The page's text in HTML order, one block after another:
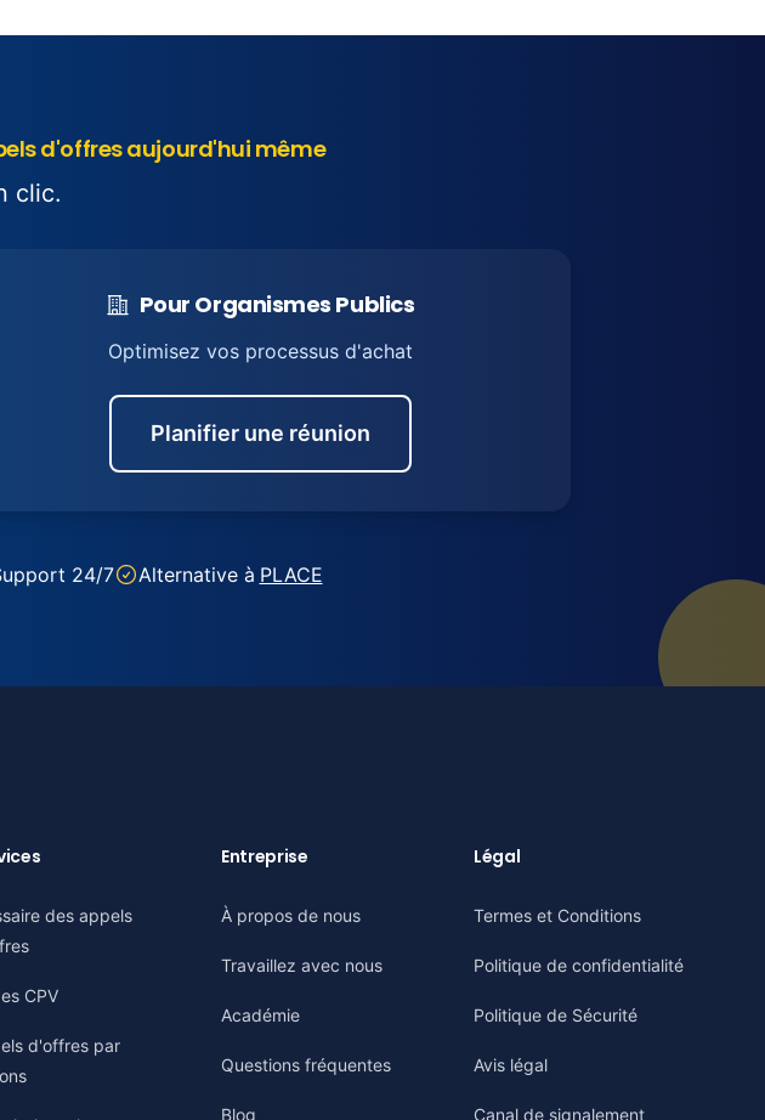
d'offres aujourd'hui même
clic.
Pour Organismes Publics
Optimisez vos processus d'achat
Planifier une réunion
24/7 Alternative à PLACE
des appels
CPV
d'offres par
Entreprise
À propos de nous
Travaillez avec nous
Académie
Questions fréquentes
Blog
Légal
Termes et Conditions
Politique de confidentialité
Politique de Sécurité
Avis légal
Canal de signalement